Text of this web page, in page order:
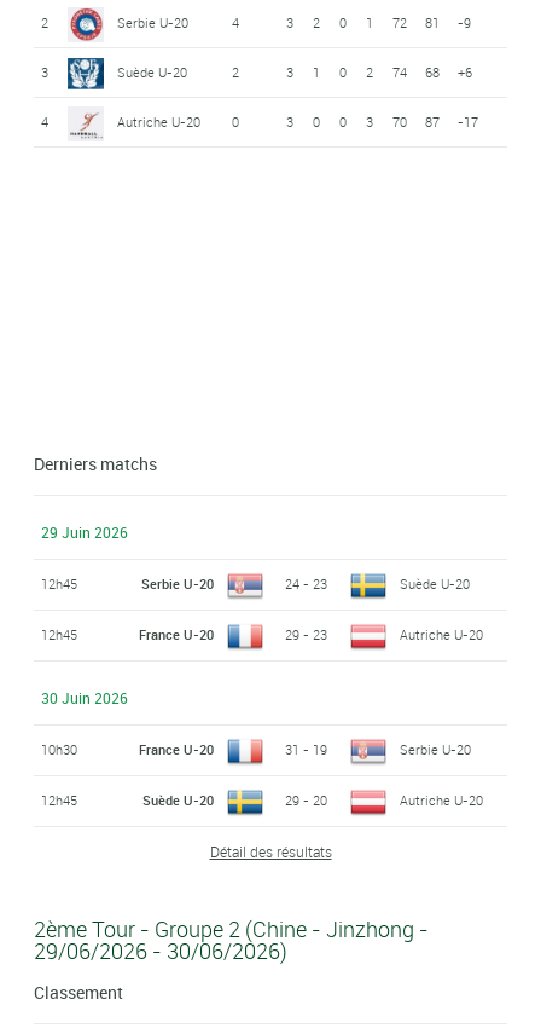
2 Serbie U-20 4 3 2 0 1 72 81 -9
3 Suède U-20 2 3 1 0 2 74 68 +6
4 Autriche U-20 0 3 0 0 3 70 87 -17
Derniers matchs
29 Juin 2026
12h45 Serbie U-20 24 - 23 Suède U-20
12h45 France U-20 29 - 23 Autriche U-20
30 Juin 2026
10h30 France U-20 31 - 19 Serbie U-20
12h45 Suède U-20 29 - 20 Autriche U-20
Détail des résultats
2ème Tour - Groupe 2 (Chine - Jinzhong -
29/06/2026 - 30/06/2026)
Classement